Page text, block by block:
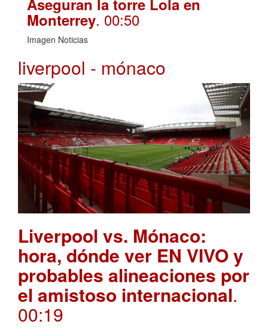
Monterrey. 00:50
Imagen Noticias
liverpool - mónaco
Liverpool vs. Mónaco:
hora, dónde ver EN VIVO y
probables alineaciones por
el amistoso internacional.
00:19